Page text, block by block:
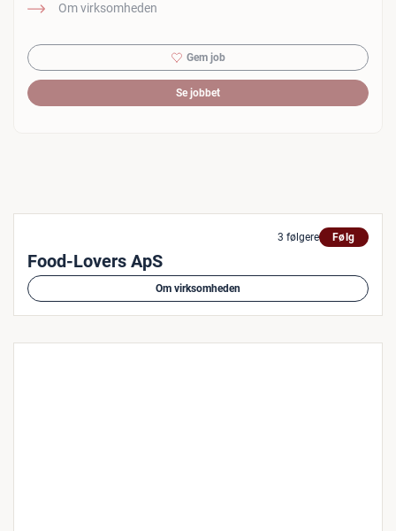
Om virksomheden
Gem job
Se jobbet
3 følgere Følg
Food-Lovers ApS
Om virksomheden